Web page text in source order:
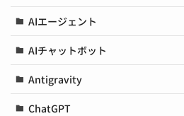
AIエージェント
AIチャットボット
Antigravity
ChatGPT